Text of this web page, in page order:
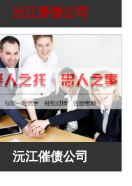
沅江要债公司
沅江催债公司